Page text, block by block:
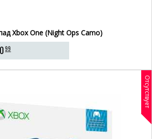
Xbox One (Night Ops Camo)
99
Отсутствует